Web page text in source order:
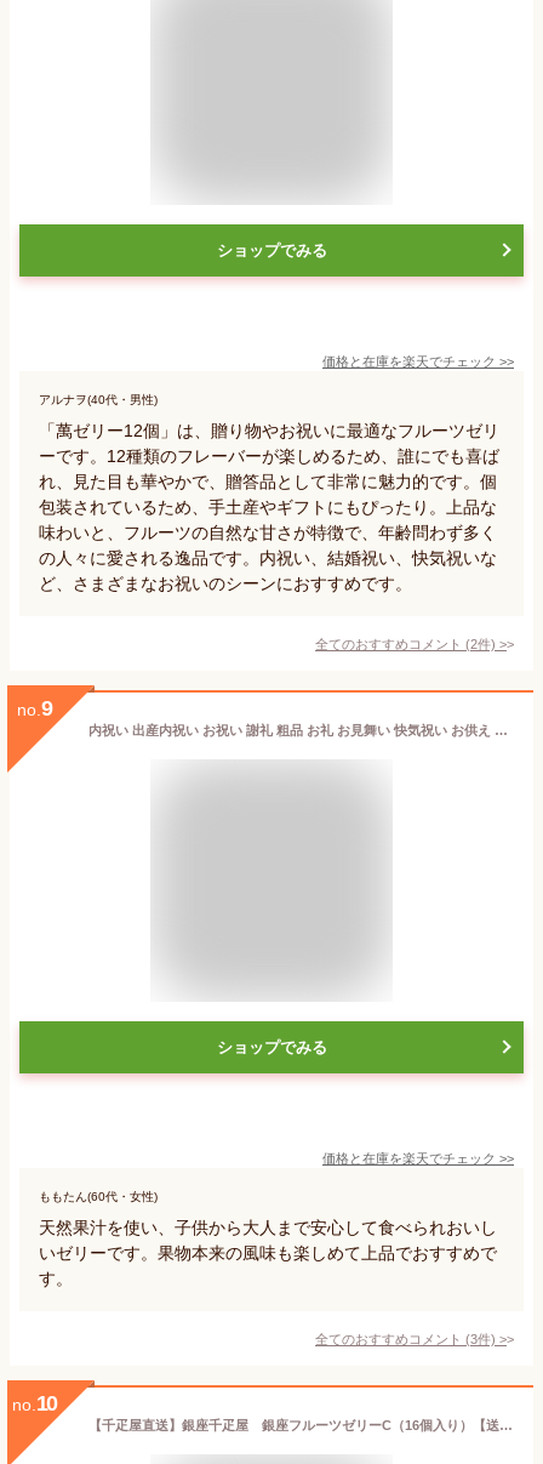
ショップでみる
価格と在庫を楽天でチェック >>
アルナヲ(40代・男性)
「萬ゼリー12個」は、贈り物やお祝いに最適なフルーツゼリ
ーです。12種類のフレーバーが楽しめるため、誰にでも喜ば
れ、見た目も華やかで、贈答品として非常に魅力的です。個
包装されているため、手土産やギフトにもぴったり。上品な
味わいと、フルーツの自然な甘さが特徴で、年齢問わず多く
の人々に愛される逸品です。内祝い、結婚祝い、快気祝いな
ど、さまざまなお祝いのシーンにおすすめです。
全てのおすすめコメント (2件) >
no. 9
内祝い 出産内祝い お祝い 謝礼 粗品 お礼 お見舞い 快気祝い お供え ご霊前 手土産ギフト ゴルフコンペ景品 ご結婚お祝い 結婚内祝い 寿 [萬ゼリー8個]フルーツゼリー 送料無料
ショップでみる
価格と在庫を楽天でチェック >>
ももたん(60代・女性)
天然果汁を使い、子供から大人まで安心して食べられおいし
いゼリーです。果物本来の風味も楽しめて上品でおすすめで
す。
全てのおすすめコメント (3件) >
no. 10
【千疋屋直送】銀座千疋屋 銀座フルーツゼリーC（16個入り）【送料無料※600円相当】,スイーツ,ギフト,贈り物